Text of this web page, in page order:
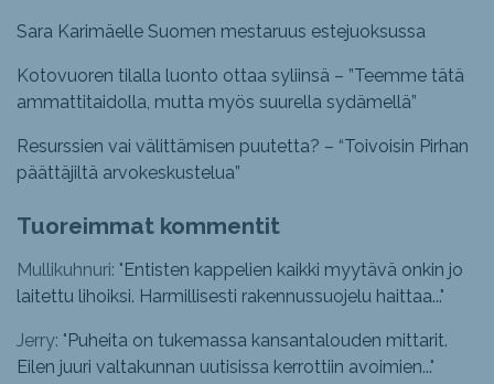
Sara Karimäelle Suomen mestaruus estejuoksussa
Kotovuoren tilalla luonto ottaa syliinsä – ”Teemme tätä
ammattitaidolla, mutta myös suurella sydämellä”
Resurssien vai välittämisen puutetta? – “Toivoisin Pirhan
päättäjiltä arvokeskustelua”
Tuoreimmat kommentit
Mullikuhnuri: " Entisten kappelien kaikki myytävä onkin jo
laitettu lihoiksi. Harmillisesti rakennussuojelu haittaa..."
Jerry: " Puheita on tukemassa kansantalouden mittarit.
Eilen juuri valtakunnan uutisissa kerrottiin avoimien..."